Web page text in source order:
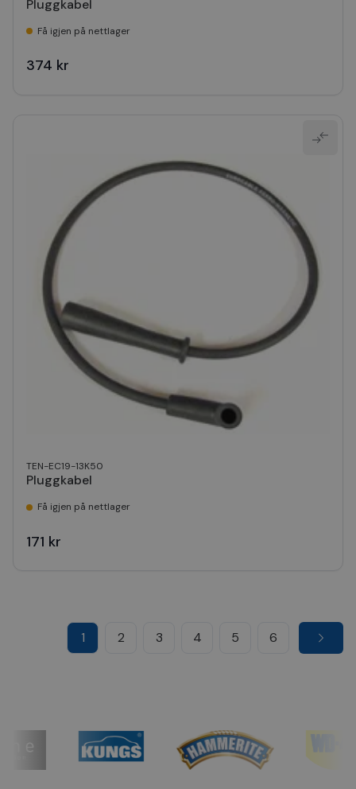
Pluggkabel
Få igjen på nettlager
374 kr
TEN-EC19-13K50
Pluggkabel
Få igjen på nettlager
171 kr
1 2 3 4 5 6